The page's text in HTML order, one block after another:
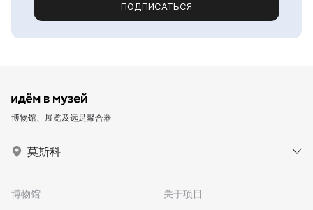
ПОДПИСАТЬСЯ
博物馆、展览及远足聚合器
莫斯科
博物馆
关于项目